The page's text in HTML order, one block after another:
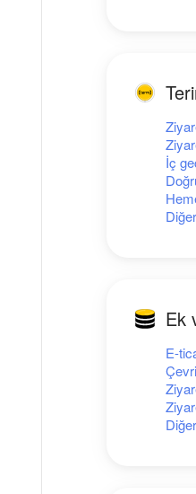
İç
Ek
E-